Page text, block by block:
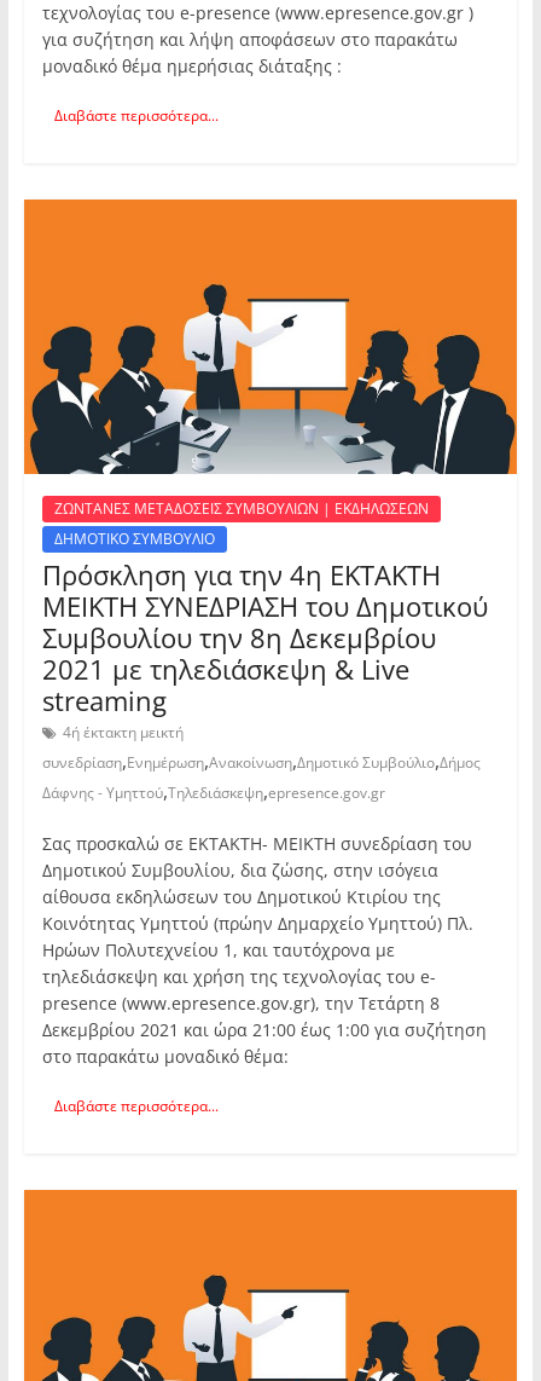
τεχνολογίας του e-presence (www.epresence.gov.gr )
για συζήτηση και λήψη αποφάσεων στο παρακάτω
μοναδικό θέμα ημερήσιας διάταξης :
Διαβάστε περισσότερα...
ΖΩΝΤΑΝΕΣ ΜΕΤΑΔΟΣΕΙΣ ΣΥΜΒΟΥΛΙΩΝ | ΕΚΔΗΛΩΣΕΩΝ
ΔΗΜΟΤΙΚΟ ΣΥΜΒΟΥΛΙΟ
Πρόσκληση για την 4η ΕΚΤΑΚΤΗ
ΜΕΙΚΤΗ ΣΥΝΕΔΡΙΑΣΗ του Δημοτικού
Συμβουλίου την 8η Δεκεμβρίου
2021 με τηλεδιάσκεψη & Live
streaming
4ή έκτακτη μεικτή
συνεδρίαση,Ενημέρωση,Ανακοίνωση,Δημοτικό Συμβούλιο,Δήμος
Δάφνης - Υμηττού,Τηλεδιάσκεψη,epresence.gov.gr
Σας προσκαλώ σε ΕΚΤΑΚΤΗ- ΜΕΙΚΤΗ συνεδρίαση του
Δημοτικού Συμβουλίου, δια ζώσης, στην ισόγεια
αίθουσα εκδηλώσεων του Δημοτικού Κτιρίου της
Κοινότητας Υμηττού (πρώην Δημαρχείο Υμηττού) Πλ.
Ηρώων Πολυτεχνείου 1, και ταυτόχρονα με
τηλεδιάσκεψη και χρήση της τεχνολογίας του e-
presence (www.epresence.gov.gr), την Τετάρτη 8
Δεκεμβρίου 2021 και ώρα 21:00 έως 1:00 για συζήτηση
στο παρακάτω μοναδικό θέμα:
Διαβάστε περισσότερα...